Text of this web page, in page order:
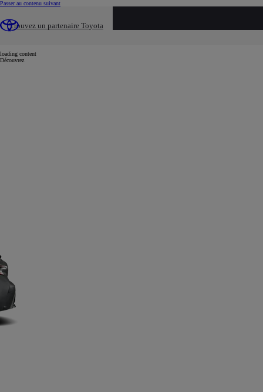
Passer au contenu suivant(Press Enter)
Trouvez un partenaire Toyota
loading content
Découvrez